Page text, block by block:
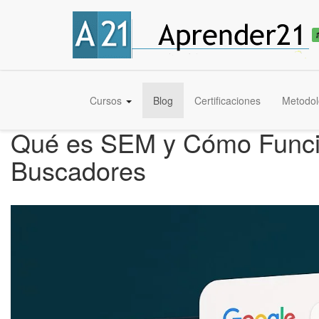
Cursos Blog Certificaciones
Qué es SEM y Cómo
Buscadores